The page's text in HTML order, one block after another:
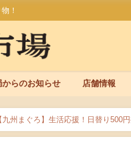
！
からのお知らせ 店舗情報
九州まぐろ】生活応援！日替り500